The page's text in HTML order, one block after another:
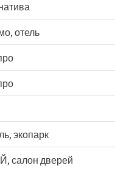
отель
экопарк
салон дверей